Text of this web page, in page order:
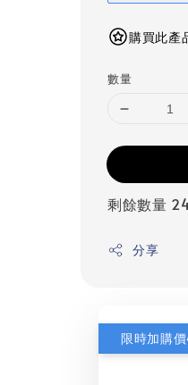
購買此產
數量
剩餘數量
分享